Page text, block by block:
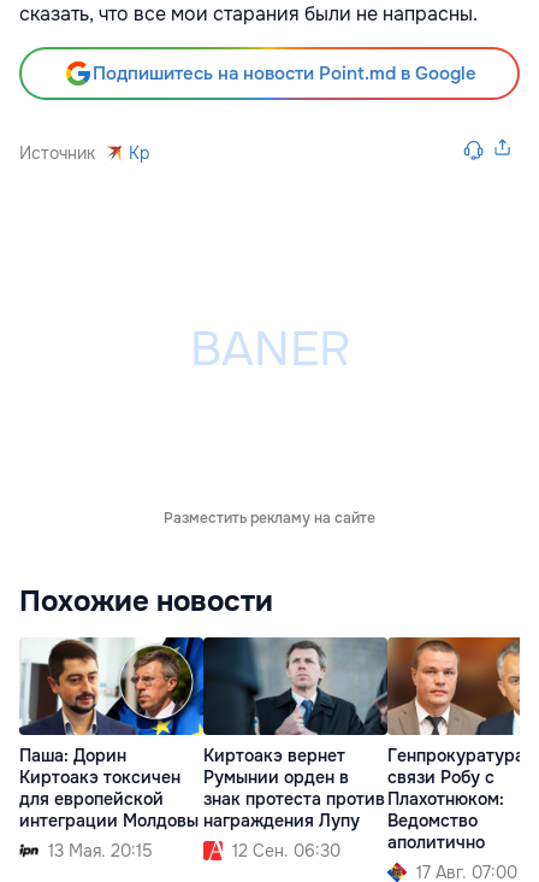
сказать, что все мои старания были не напрасны.
Подпишитесь на новости Point.md в Google
Источник Kp
Разместить рекламу на сайте
Похожие новости
Паша: Дорин
Киртоакэ токсичен
для европейской
интеграции Молдовы
13 Мая. 20:15
Киртоакэ вернет
Румынии орден в
знак протеста против
награждения Лупу
12 Сен. 06:30
Генпрокуратура о
связи Робу с
Плахотнюком:
Ведомство
аполитично
17 Авг. 07:00